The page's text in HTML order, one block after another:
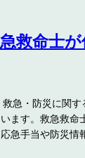
救命士
急・防災に関す
ます。救急救命
急手当や防災情